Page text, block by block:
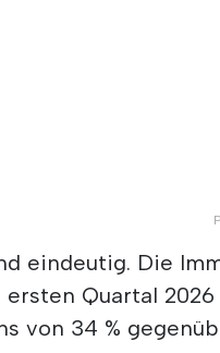
eindeutig. Die
Quartal 2026
von 34 %